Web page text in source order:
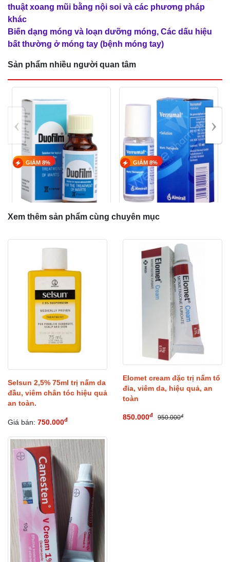
thuật xoang mũi bằng nội soi và các phương pháp
khác
Biến dạng móng và loạn dưỡng móng, Các dấu hiệu
bất thường ở móng tay (bệnh móng tay)
Sản phẩm nhiều người quan tâm
dụng của thuốc Duofilm với
mụn cóc vius hpv?
480.000đ 520.000đ
GIẢM 8%
verrumal đặc trị sùi mào gà,
mụn cóc sinh dục do virus
HPV gay ra, xuất xứ Đức
1.100.000đ 1.200.000đ
GIẢM 8%
‹ ›
Xem thêm sản phẩm cùng chuyên mục
Selsun 2,5% 75ml trị nấm da
đầu, viêm chân tóc hiệu quả
an toàn.
Giá bán: 750.000đ
Elomet cream đặc trị nấm tổ
đỉa, viêm da, hiệu quả, an
toàn
850.000đ 950.000đ